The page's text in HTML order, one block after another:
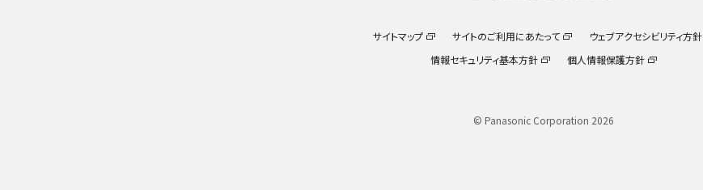
サイトマップ サイトのご利用にあたって
ウェブアクセシビリティ方針
情報セキュリティ基本方針
個人情報保護方針
© Panasonic Corporation 2026